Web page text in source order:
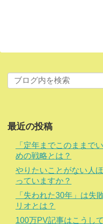
最近の投稿
「定年までこのままで
めの戦略とは？
やりたいことがない人
っていますか？
「失われた30年」は
リオとは？
100万PV記事はこうし